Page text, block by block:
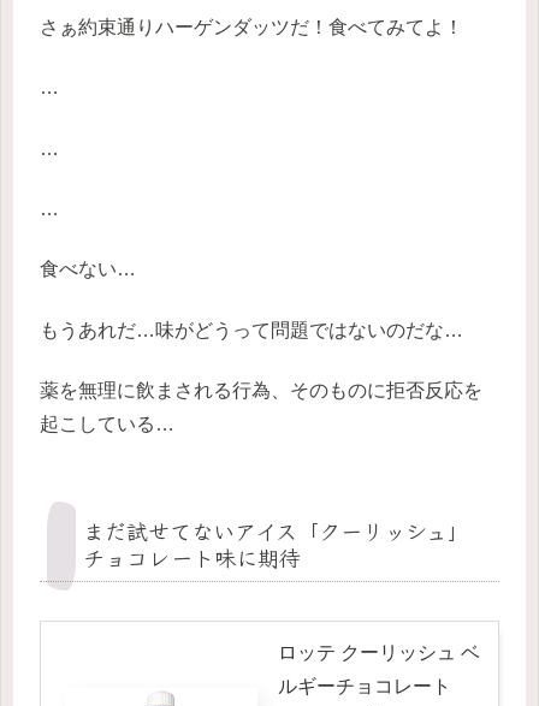
さぁ約束通りハーゲンダッツだ！食べてみてよ！
…
…
…
食べない…
もうあれだ…味がどうって問題ではないのだな…
薬を無理に飲まされる行為、そのものに拒否反応を
起こしている…
まだ試せてないアイス「クーリッシュ」
チョコレート味に期待
ロッテ クーリッシュ ベ
ルギーチョコレート